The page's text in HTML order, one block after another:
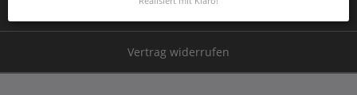
Vertrag widerrufen